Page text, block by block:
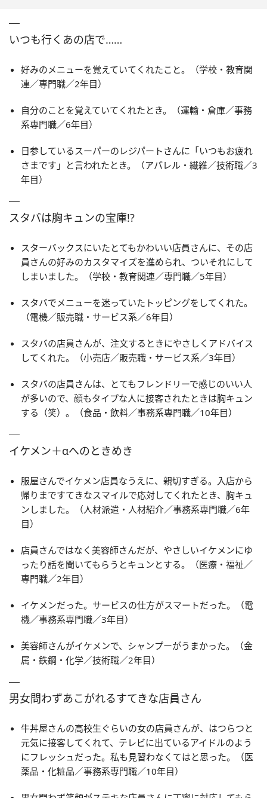
いつも行くあの店で……
好みのメニューを覚えていてくれたこと。（学校・教育関
連／専門職／2年目）
自分のことを覚えていてくれたとき。（運輸・倉庫／事務
系専門職／6年目）
日参しているスーパーのレジパートさんに「いつもお疲れ
さまです」と言われたとき。（アパレル・繊維／技術職／3
年目）
スタバは胸キュンの宝庫!?
スターバックスにいたとてもかわいい店員さんに、その店
員さんの好みのカスタマイズを進められ、ついそれにして
しまいました。（学校・教育関連／専門職／5年目）
スタバでメニューを迷っていたトッピングをしてくれた。
（電機／販売職・サービス系／6年目）
スタバの店員さんが、注文するときにやさしくアドバイス
してくれた。（小売店／販売職・サービス系／3年目）
スタバの店員さんは、とてもフレンドリーで感じのいい人
が多いので、顔もタイプな人に接客されたときは胸キュン
する（笑）。（食品・飲料／事務系専門職／10年目）
イケメン＋αへのときめき
服屋さんでイケメン店員なうえに、親切すぎる。入店から
帰りまですてきなスマイルで応対してくれたとき、胸キュ
ンしました。（人材派遣・人材紹介／事務系専門職／6年
目）
店員さんではなく美容師さんだが、やさしいイケメンにゆ
ったり話を聞いてもらうとキュンとする。（医療・福祉／
専門職／2年目）
イケメンだった。サービスの仕方がスマートだった。（電
機／事務系専門職／3年目）
美容師さんがイケメンで、シャンプーがうまかった。（金
属・鉄鋼・化学／技術職／2年目）
男女問わずあこがれるすてきな店員さん
牛丼屋さんの高校生ぐらいの女の店員さんが、はつらつと
元気に接客してくれて、テレビに出ているアイドルのよう
にフレッシュだった。私も見習わなくてはと思った。（医
薬品・化粧品／事務系専門職／10年目）